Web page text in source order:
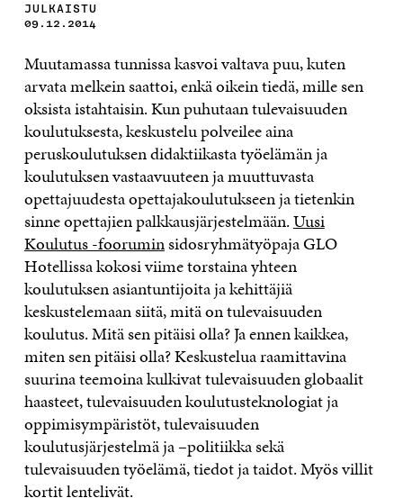
JULKAISTU
09.12.2014
Muutamassa tunnissa kasvoi valtava puu, kuten
arvata melkein saattoi, enkä oikein tiedä, mille sen
oksista istahtaisin. Kun puhutaan tulevaisuuden
koulutuksesta, keskustelu polveilee aina
peruskoulutuksen didaktiikasta työelämän ja
koulutuksen vastaavuuteen ja muuttuvasta
opettajuudesta opettajakoulutukseen ja tietenkin
sinne opettajien palkkausjärjestelmään.Uusi
Koulutus -fooruminsidosryhmätyöpaja GLO
Hotellissa kokosi viime torstaina yhteen
koulutuksen asiantuntijoita ja kehittäjiä
keskustelemaan siitä, mitä on tulevaisuuden
koulutus. Mitä sen pitäisi olla? Ja ennen kaikkea,
miten sen pitäisi olla? Keskustelua raamittavina
suurina teemoina kulkivat tulevaisuuden globaalit
haasteet, tulevaisuuden koulutusteknologiat ja
oppimisympäristöt, tulevaisuuden
koulutusjärjestelmä ja –politiikka sekä
tulevaisuuden työelämä, tiedot ja taidot. Myös villit
kortit lentelivät.